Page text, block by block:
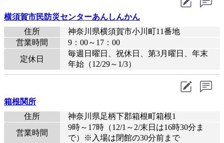
横須賀市民防災センターあんしんかん
住所
神奈川県横須賀市小川町11番地
営業時間
9：00～17：00
定休日
毎週日曜日、祝休日、第3月曜日、年末
年始（12/29～1/3）
箱根関所
住所
神奈川県足柄下郡箱根町箱根1
営業時間
9時～17時（12/1～2/末日は16時30分ま
で）※入場は閉館の30分前まで